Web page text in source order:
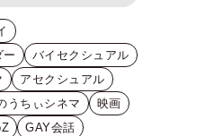
ー
バイセクシュアル
アセクシュアル
うちぃシネマ
映画
GAY会話